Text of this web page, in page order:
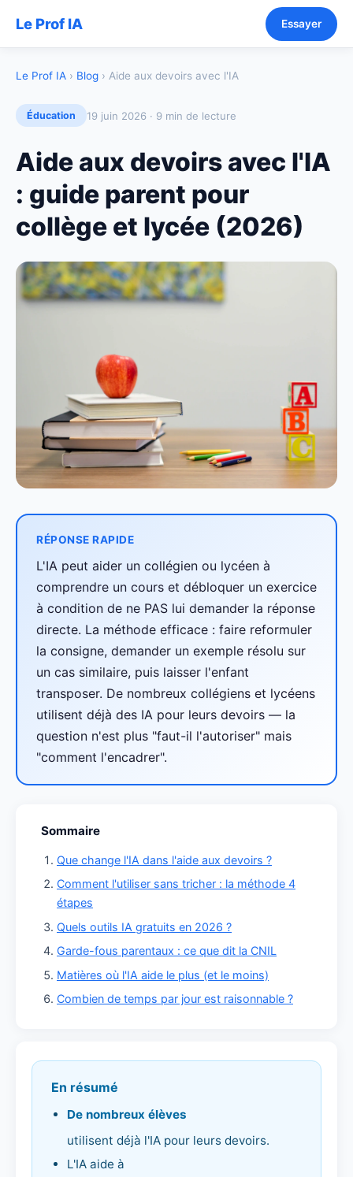
Le Prof IA Essayer
Le Prof IA › Blog › Aide aux devoirs avec l'IA
Éducation 19 juin 2026 · 9 min de lecture
Aide aux devoirs avec l'IA
: guide parent pour
collège et lycée (2026)
RÉPONSE RAPIDE
L'IA peut aider un collégien ou lycéen à
comprendre un cours et débloquer un exercice
à condition de ne PAS lui demander la réponse
directe. La méthode efficace : faire reformuler
la consigne, demander un exemple résolu sur
un cas similaire, puis laisser l'enfant
transposer. De nombreux collégiens et lycéens
utilisent déjà des IA pour leurs devoirs — la
question n'est plus "faut-il l'autoriser" mais
"comment l'encadrer".
Sommaire
Que change l'IA dans l'aide aux devoirs ?
Comment l'utiliser sans tricher : la méthode 4
étapes
Quels outils IA gratuits en 2026 ?
Garde-fous parentaux : ce que dit la CNIL
Matières où l'IA aide le plus (et le moins)
Combien de temps par jour est raisonnable ?
En résumé
De nombreux élèves
utilisent déjà l'IA pour leurs devoirs.
L'IA aide à